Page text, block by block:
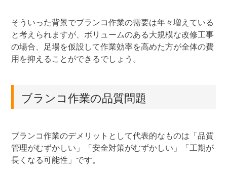
そういった背景でブランコ作業の需要は年々増えている
と考えられますが、ボリュームのある大規模な改修工事
の場合、足場を仮設して作業効率を高めた方が全体の費
用を抑えることができるでしょう。
ブランコ作業の品質問題
ブランコ作業のデメリットとして代表的なものは「品質
管理がむずかしい」「安全対策がむずかしい」「工期が
長くなる可能性」です。